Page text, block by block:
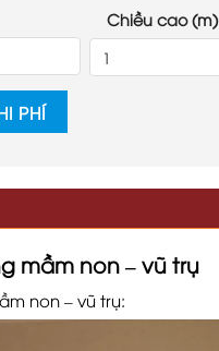
Chiều cao (m)
PHÍ
mầm non – vũ trụ
non – vũ trụ: